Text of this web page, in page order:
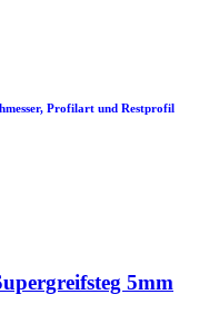
Profilart und Restprofil
5mm